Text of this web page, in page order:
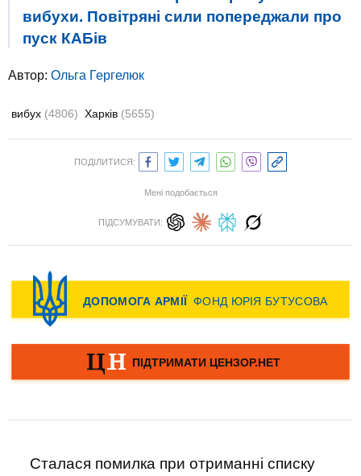
вибухи. Повітряні сили попереджали про
пуск КАБів
Автор: Ольга Гергелюк
вибух (4806) Харків (5655)
ПОДІЛИТИСЯ:
Мені подобається
ПІДСУМУВАТИ:
Сталася помилка при отриманні списку